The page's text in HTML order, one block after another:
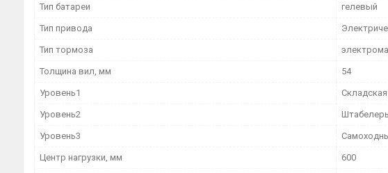
Тип батареи гелевый
Тип привода
Тип тормоза
Толщина вил, мм 54
Уровень1
Уровень2
Уровень3
Центр нагрузки, мм 600